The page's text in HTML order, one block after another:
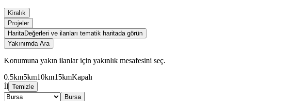
Kiralık
Projeler
HaritaDeğerleri ve ilanları tematik haritada görün
Yakınımda Ara
Konumuna yakın ilanlar için yakınlık mesafesini seç.
0.5km5km10km15kmKapalı
İl Temizle
Bursa